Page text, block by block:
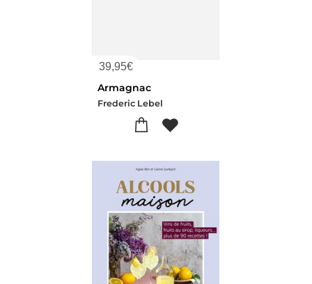
39,95€
Armagnac
Frederic Lebel